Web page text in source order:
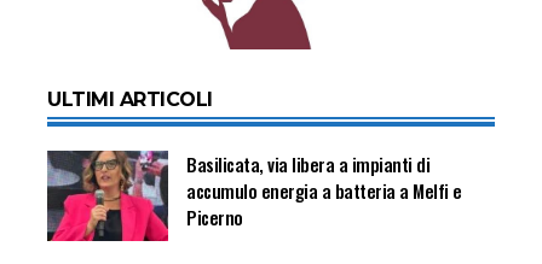
ULTIMI ARTICOLI
Basilicata, via libera a impianti di
accumulo energia a batteria a Melfi e
Picerno